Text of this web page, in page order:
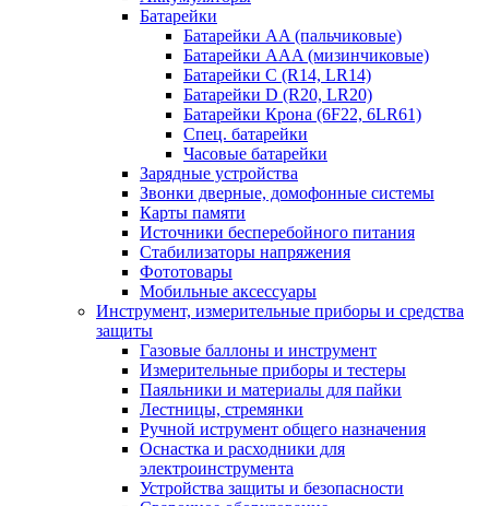
Батарейки
Батарейки AA (пальчиковые)
Батарейки AAA (мизинчиковые)
Батарейки C (R14, LR14)
Батарейки D (R20, LR20)
Батарейки Крона (6F22, 6LR61)
Спец. батарейки
Часовые батарейки
Зарядные устройства
Звонки дверные, домофонные системы
Карты памяти
Источники бесперебойного питания
Стабилизаторы напряжения
Фототовары
Мобильные аксессуары
Инструмент, измерительные приборы и средства
защиты
Газовые баллоны и инструмент
Измерительные приборы и тестеры
Паяльники и материалы для пайки
Лестницы, стремянки
Ручной иструмент общего назначения
Оснастка и расходники для
электроинструмента
Устройства защиты и безопасности